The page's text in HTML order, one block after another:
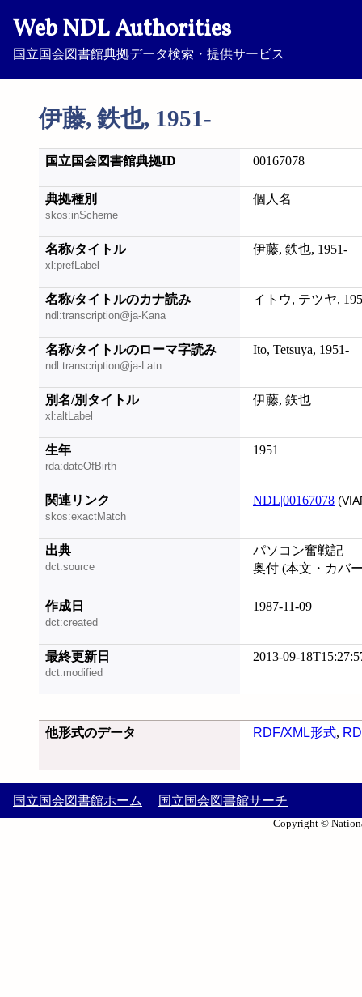
Web NDL Authorities
国立国会図書館典拠データ検索・提供サービス
伊藤, 鉄也, 1951-
国立国会図書館典拠ID 00167078
典拠種別
skos:inScheme
個人名
名称/タイトル
xl:prefLabel
伊藤, 鉄也, 1951-
名称/タイトルのカナ読み
ndl:transcription@ja-Kana
イトウ, テツヤ,
名称/タイトルのローマ字読み
ndl:transcription@ja-Latn
Ito, Tetsuya, 1951-
別名/別タイトル
xl:altLabel
伊藤, 鉃也
生年
rda:dateOfBirth
1951
関連リンク
skos:exactMatch
NDL|00167078
出典
dct:source
パソコン奮戦記
奥付 (本文・カバ
作成日
dct:created
1987-11-09
最終更新日
dct:modified
2013-09-
他形式のデータ RDF/XML形式,
国立国会図書館ホーム 国立国会図書館サーチ
Copyright ©